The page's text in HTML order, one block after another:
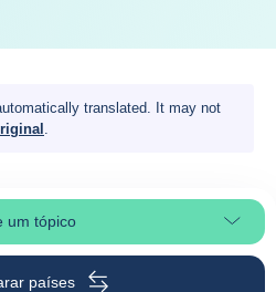
translated. It may not
.
um tópico
Selecionar a secção da página
países